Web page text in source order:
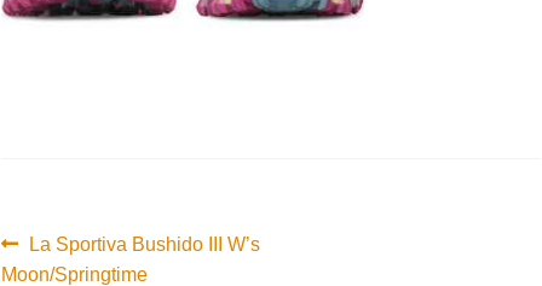
Innleggsnavigasjon
Forrige
innlegg:
La Sportiva Bushido III W’s
Moon/Springtime